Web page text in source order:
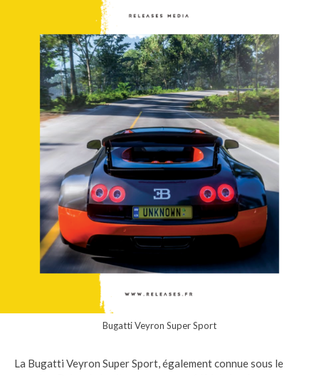
Bugatti Veyron Super Sport
La Bugatti Veyron Super Sport, également connue sous le